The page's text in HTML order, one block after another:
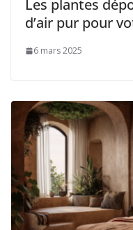
Les plantes
d’air pur pour
6 mars 2025